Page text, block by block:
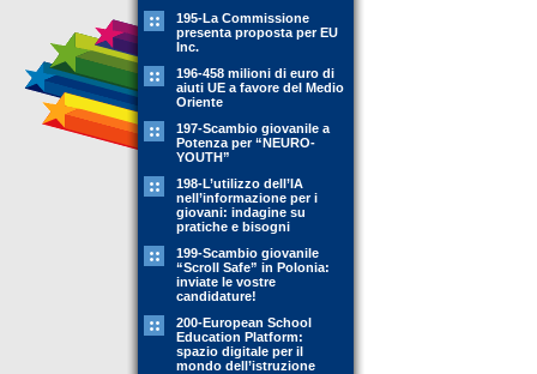
195-La Commissione
presenta proposta per EU
Inc.
196-458 milioni di euro di
aiuti UE a favore del Medio
Oriente
197-Scambio giovanile a
Potenza per “NEURO-
YOUTH”
198-L’utilizzo dell’IA
nell’informazione per i
giovani: indagine su
pratiche e bisogni
199-Scambio giovanile
“Scroll Safe” in Polonia:
inviate le vostre
candidature!
200-European School
Education Platform:
spazio digitale per il
mondo dell’istruzione